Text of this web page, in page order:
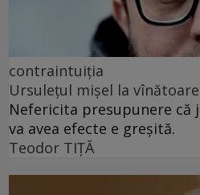
contraintuiția
Ursulețul mișel la
Nefericita presupunere că
va avea efecte e greșită.
Teodor TIŢĂ